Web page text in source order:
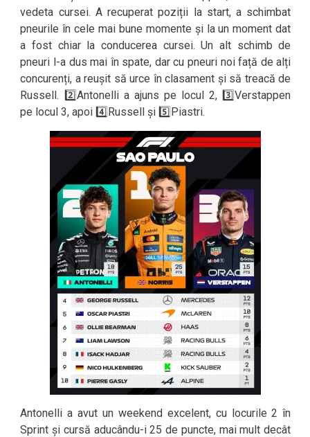
vedeta cursei. A recuperat poziții la start, a schimbat
pneurile în cele mai bune momente și la un moment dat
a fost chiar la conducerea cursei. Un alt schimb de
pneuri l-a dus mai în spate, dar cu pneuri noi față de alți
concurenți, a reușit să urce în clasament și să treacă de
Russell. 2️⃣Antonelli a ajuns pe locul 2, 3️⃣Verstappen
pe locul 3, apoi 4️⃣Russell și 5️⃣Piastri.
Antonelli a avut un weekend excelent, cu locurile 2 în
Sprint și cursă aducându-i 25 de puncte, mai mult decât